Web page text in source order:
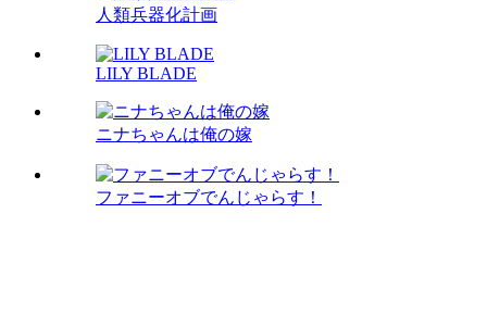
人類兵器化計画
LILY BLADE
ニナちゃんは俺の嫁
ファニーオブでんじゃらす！